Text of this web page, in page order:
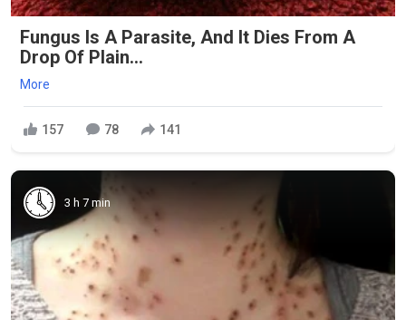
Fungus Is A Parasite, And It Dies From A
Drop Of Plain...
More
157 78 141
3 h 7 min